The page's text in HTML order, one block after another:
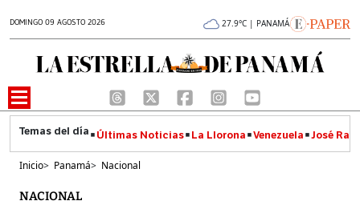
DOMINGO 09 AGOSTO 2026 27.9°C | PANAMÁ
Últimas Noticias La Llorona Venezuela José
Inicio> Panamá> Nacional
NACIONAL